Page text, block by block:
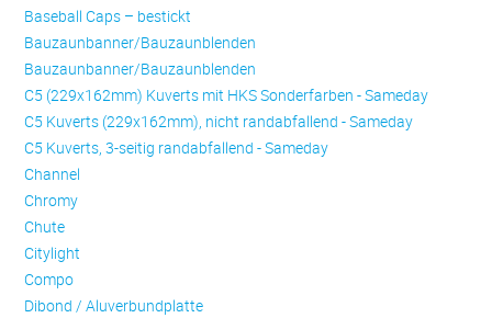
Baseball Caps – bestickt
Bauzaunbanner/Bauzaunblenden
Bauzaunbanner/Bauzaunblenden
C5 (229x162mm) Kuverts mit HKS Sonderfarben - Sameday
C5 Kuverts (229x162mm), nicht randabfallend - Sameday
C5 Kuverts, 3-seitig randabfallend - Sameday
Channel
Chromy
Chute
Citylight
Compo
Dibond / Aluverbundplatte